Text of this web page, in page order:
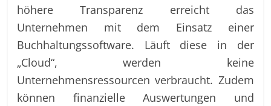
höhere Transparenz erreicht das
Unternehmen mit dem Einsatz einer
Buchhaltungssoftware. Läuft diese in der
„Cloud“, werden keine
Unternehmensressourcen verbraucht. Zudem
können finanzielle Auswertungen und